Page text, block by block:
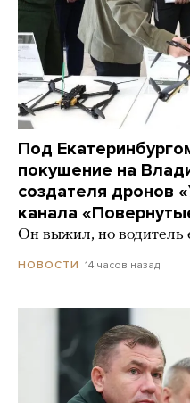
Под
покушение на
создателя дронов
канала
Он выжил, но водитель
НОВОСТИ 14 часов назад